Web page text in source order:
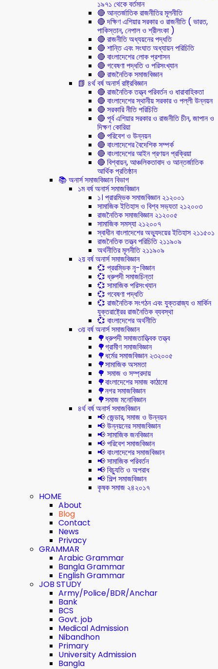
১৯৭১ থেকে বর্তমান
🔴 আন্তর্জাতিক রাজনীতির মূলনীতি
🔴 দক্ষিণ এশিয়ার সরকার ও রাজনীতি ( ভারত,
পাকিস্তান, নেপাল ও শ্রীলংকা )
🔴 রাজনীতি অধ্যয়নের পদ্ধতি
🔴 শান্তি এবং সংঘাত অধ্যায়ন পরিচিতি
🔴 বাংলাদেশের লোক প্রশাসন
🔴 গবেষণা পদ্ধতি ও পরিসংখ্যান
🔴 রাজনৈতিক সমাজবিজ্ঞান
📗 ৪র্থ বর্ষ অনার্স রাষ্ট্রবিজ্ঞান
🔴 রাজনৈতিক তত্ত্ব পরিবর্তন ও ধারাবাহিকতা
🔴 বাংলাদেশের স্থানীয় সরকার ও পল্লী উন্নয়ন
🔴 সরকারি নীতি পরিচিতি
🔴 পূর্ব এশিয়ার সরকার ও রাজনীতি চীন, জাপান ও
দিক্ষণ কোরিয়া
🔴 পরিবেশ ও উন্নয়ন
🔴 বাংলাদেশের বৈদেশিক সম্পর্ক
🔴 বাংলাদেশের আইন প্রণয়ন প্রক্রিয়া
🔴 বিশ্বায়ন, আঞ্চলিকতাবাদ ও আন্তর্জাতিক
আর্থিক প্রতিষ্ঠান
📚 অনার্স সমাজবিজ্ঞান বিভাগ
১ম বর্ষ অনার্স সমাজবিজ্ঞান
১। প্রারম্ভিক সমাজবিজ্ঞান ২১২০০১
সামাজিক ইতিহাস ও বিশ্ব সভ্যতা ২১২০০৩
রাজনৈতিক সমাজবিজ্ঞান ২১২০০৫
সামাজিক সমস্যা ২১২০০৭
স্বাধীন বাংলাদেশের অভ্যুদয়ের ইতিহাস ২১১৫০১
রাজনৈতিক তত্ত্ব পরিচিতি ২১১৯০৯
অর্থনীতির মূলনীতি ২১১৯০৯
২য় বর্ষ অনার্স সমাজবিজ্ঞান
💞 প্ররম্ভিক নৃ-বিজ্ঞান
💞 ধ্রুপদী সমাজচিন্তা
💞 সামাজিক পরিসংখ্যান
💞 গবেষণা পদ্ধতি
💞 রাজনৈতিক সংগঠন এবং যুক্তরাজ্য ও মার্কিন
যুক্তরাষ্ট্রের রাজনৈতিক ব্যবস্থা
💞 বাংলাদেশের অর্থনীতি
৩য় বর্ষ অনার্স সমাজবিজ্ঞান
🌳ধ্রুপদী সমাজতাত্ত্বিক তত্ত্ব
🌳গ্রামীণ সমাজবিজ্ঞান
🌳ধর্মের সমাজবিজ্ঞান ২৩২০০৫
🌳সামাজিক অসমতা
🌳 সমাজ ও সম্প্রদায়
🌳বাংলাদেশের সমাজ কাঠামো
🌳নগর সমাজবিজ্ঞান
🌳সমাজ মনোবিজ্ঞান
৪র্থ বর্ষ অনার্স সমাজবিজ্ঞান
📢 জেন্ডার, সমাজ ও উন্নয়ন
📢 উন্নয়নের সমাজবিজ্ঞান
📢 সামাজিক জনবিজ্ঞান
📢 পরিবেশ সমাজবিজ্ঞান
📢 বাংলাদেশের সমাজবিজ্ঞান
📢 সামাজিক পরিবর্তন
📢 বিচ্যুতি ও অপরাধ
📢 শিল্প সমাজবিজ্ঞান
কৃষক সমাজ ২৪২০১৭
HOME
About
Blog
Contact
News
Privacy
GRAMMAR
Arabic Grammar
Bangla Grammar
English Grammar
JOB STUDY
Army/Police/BDR/Anchar
Bank
BCS
Govt. job
Medical Admission
Nibandhon
Primary
University Admission
Bangla